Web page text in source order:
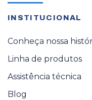
INSTITUCIONAL
Conheça nossa
Linha de produtos
Assistência técnica
Blog